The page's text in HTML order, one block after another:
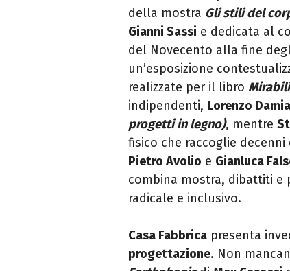
della mostra Gli stili del
Gianni Sassi e dedicata al
del Novecento alla fine
un’esposizione
realizzate per il libro
indipendenti, Lorenzo
progetti in legno), mentre
fisico che raccoglie
Pietro Avolio e Gianluca
combina mostra, dibattiti e
radicale e inclusivo.
Casa Fabbrica presenta
progettazione. Non